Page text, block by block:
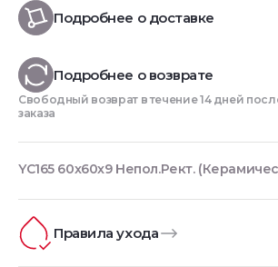
Подробнее о доставке
Подробнее о возврате
Свободный возврат в течение 14 дней
заказа
YC165 60x60x9 Непол.Рект.
Правила ухода